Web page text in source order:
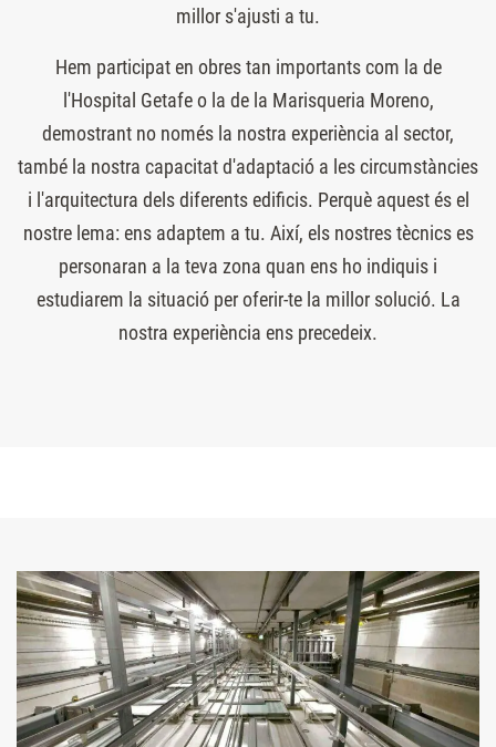
millor s'ajusti a tu.
Hem participat en obres tan importants com la de
l'Hospital Getafe o la de la Marisqueria Moreno,
demostrant no només la nostra experiència al sector,
també la nostra capacitat d'adaptació a les circumstàncies
i l'arquitectura dels diferents edificis. Perquè aquest és el
nostre lema: ens adaptem a tu. Així, els nostres tècnics es
personaran a la teva zona quan ens ho indiquis i
estudiarem la situació per oferir-te la millor solució. La
nostra experiència ens precedeix.